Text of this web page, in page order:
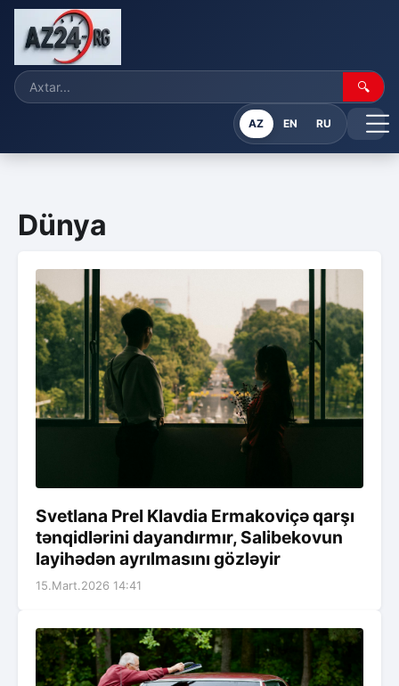
🔍
AZ EN RU
Dünya
Svetlana Prel Klavdia Ermakoviçə qarşı
tənqidlərini dayandırmır, Salibekovun
layihədən ayrılmasını gözləyir
15.Mart.2026 14:41